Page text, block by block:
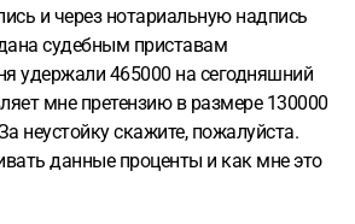
и через нотариальную надпись
судебным приставам
удержали 465000 на сегодняшний
мне претензию в размере 130000
неустойку скажите, пожалуйста.
данные проценты и как мне это